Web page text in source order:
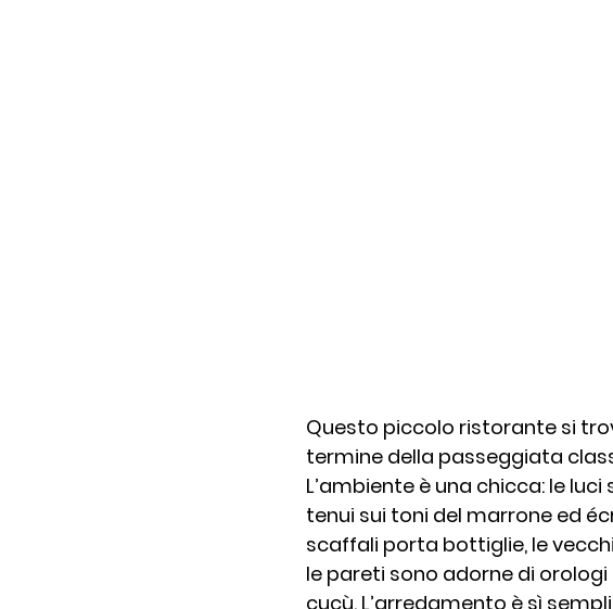
Questo piccolo ristorante si
termine della passeggiata
L’ambiente è una chicca: le
tenui sui toni del marrone ed
scaffali porta bottiglie, le
le pareti sono adorne di
cucù. L’arredamento è sì